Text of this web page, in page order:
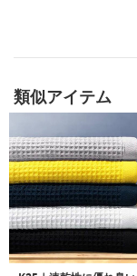
類似アイテム